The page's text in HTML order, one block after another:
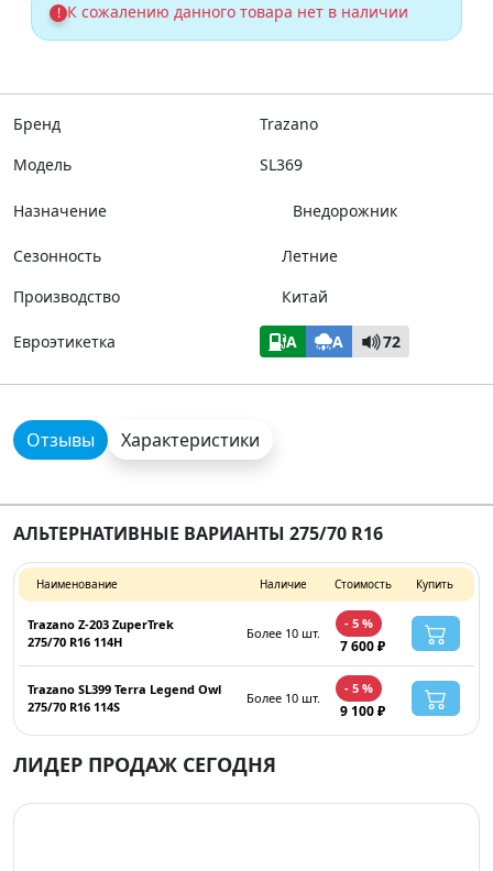
! К сожалению данного товара нет в наличии
Бренд
Trazano
Модель
SL369
Назначение Внедорожник
Сезонность
Летние
Производство
Китай
Евроэтикетка A A 72
Отзывы Характеристики
АЛЬТЕРНАТИВНЫЕ ВАРИАНТЫ 275/70 R16
Наименование Наличие Стоимость Купить
Trazano Z-203 ZuperTrek
275/70 R16 114H
Более 10 шт.
- 5 %
7 600 ₽
Trazano SL399 Terra Legend Owl
275/70 R16 114S
Более 10 шт.
- 5 %
9 100 ₽
ЛИДЕР ПРОДАЖ СЕГОДНЯ